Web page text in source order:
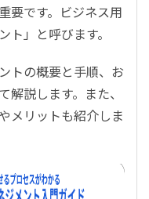
要です。ビジネス用
」と呼びます。
トの概要と手順、お
説します。また、
メリットも紹介しま